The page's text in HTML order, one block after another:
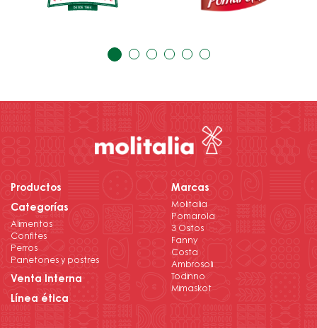
Productos
Categorías
Alimentos
Confites
Perros
Panetones y postres
Venta Interna
Línea ética
Marcas
Molitalia
Pomarola
3 Ositos
Fanny
Costa
Ambrosoli
Todinno
Mimaskot